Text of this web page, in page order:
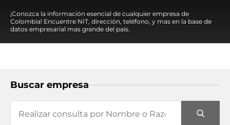
¡Conozca la información esencial de cualquier empresa de
Colombia! Encuentre NIT, dirección, teléfono, y mas en la base de
datos empresarial mas grande del país.
Buscar empresa